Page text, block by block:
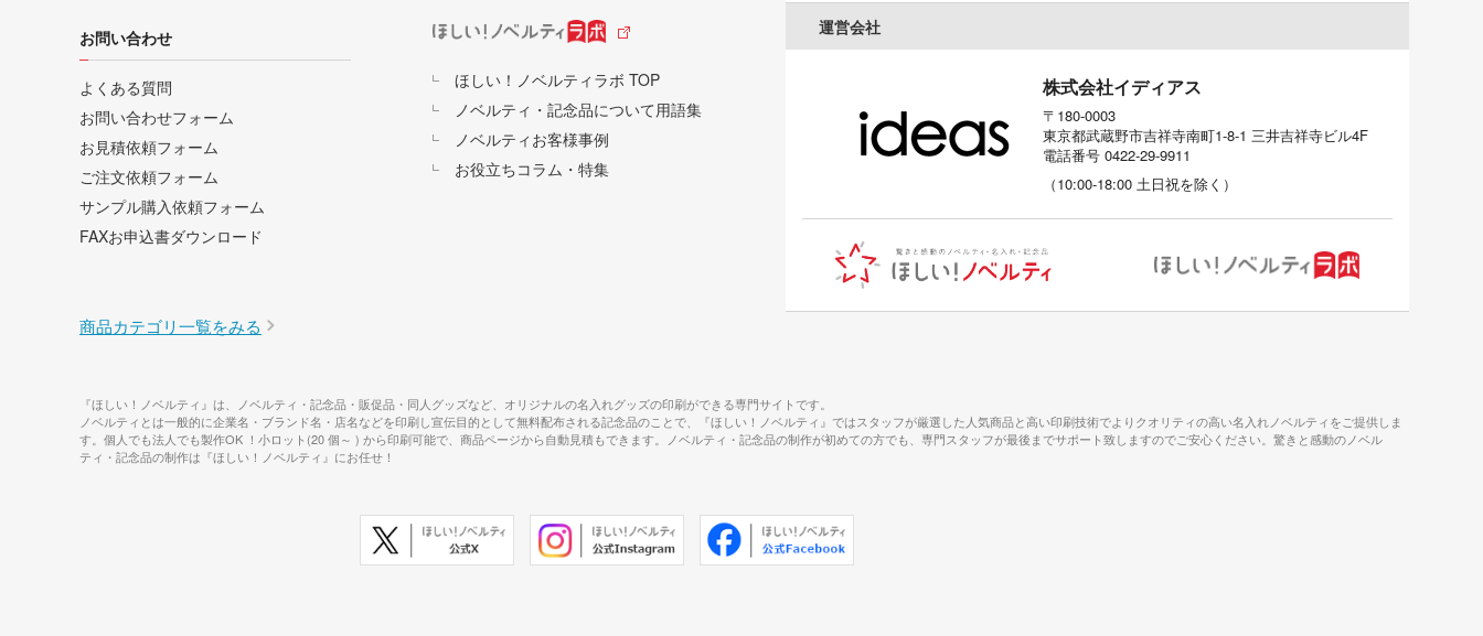
お問い合わせ
よくある質問
お問い合わせフォーム
お見積依頼フォーム
ご注文依頼フォーム
サンプル購入依頼フォーム
FAXお申込書ダウンロード
ほしい！ノベルティラボ TOP
ノベルティ・記念品について用語集
ノベルティお客様事例
お役立ちコラム・特集
運営会社
株式会社イディアス
〒180-0003
東京都武蔵野市吉祥寺南町1-8-1 三井吉祥寺ビル4F
電話番号 0422-29-9911
（10:00-18:00 土日祝を除く）
商品カテゴリ一覧をみる
『ほしい！ノベルティ』は、ノベルティ・記念品・販促品・同人グッズなど、オリジナルの名入れグッズの印刷ができる専門サイトです。
ノベルティとは一般的に企業名・ブランド名・店名などを印刷し宣伝目的として無料配布される記念品のことで、『ほしい！ノベルティ』ではスタッフが厳選した人気商品と高い印刷技術でよりクオリティの高い名入れノベルティをご提供しま
す。個人でも法人でも製作OK ！小ロット(20 個～ ) から印刷可能で、商品ページから自動見積もできます。ノベルティ・記念品の制作が初めての方でも、専門スタッフが最後までサポート致しますのでご安心ください。驚きと感動のノベル
ティ・記念品の制作は『ほしい！ノベルティ』にお任せ！